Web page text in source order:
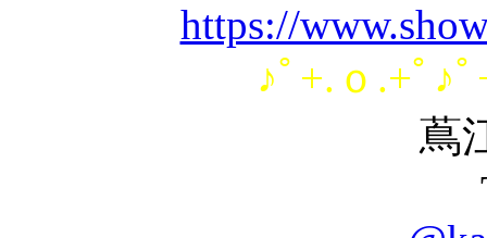
https://
♪ﾟ+.ｏ.+ﾟ♪
蔦